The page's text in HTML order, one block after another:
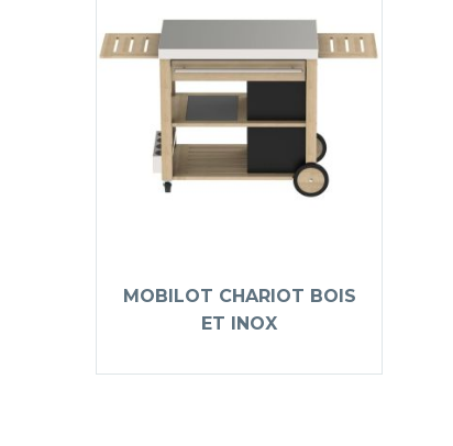
MOBILOT CHARIOT BOIS
ET INOX